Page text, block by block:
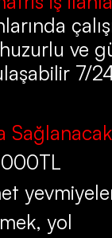
ve
7/
yol